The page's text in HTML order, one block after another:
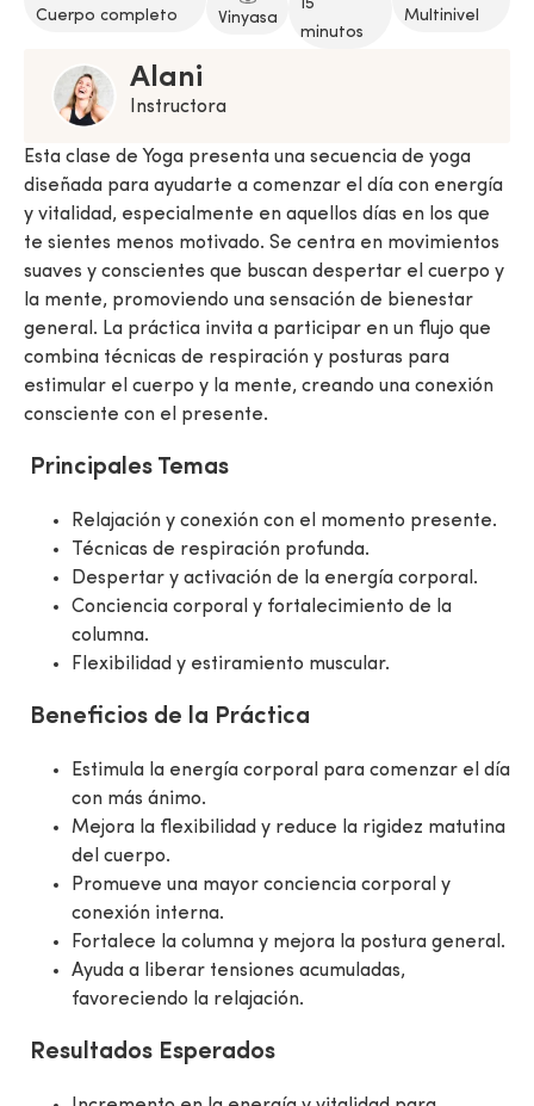
Cuerpo completo Vinyasa
15
minutos
Multinivel
Alani
Instructora
Esta clase de Yoga presenta una secuencia de yoga
diseñada para ayudarte a comenzar el día con energía
y vitalidad, especialmente en aquellos días en los que
te sientes menos motivado. Se centra en movimientos
suaves y conscientes que buscan despertar el cuerpo y
la mente, promoviendo una sensación de bienestar
general. La práctica invita a participar en un flujo que
combina técnicas de respiración y posturas para
estimular el cuerpo y la mente, creando una conexión
consciente con el presente.
Principales Temas
Relajación y conexión con el momento presente.
Técnicas de respiración profunda.
Despertar y activación de la energía corporal.
Conciencia corporal y fortalecimiento de la
columna.
Flexibilidad y estiramiento muscular.
Beneficios de la Práctica
Estimula la energía corporal para comenzar el día
con más ánimo.
Mejora la flexibilidad y reduce la rigidez matutina
del cuerpo.
Promueve una mayor conciencia corporal y
conexión interna.
Fortalece la columna y mejora la postura general.
Ayuda a liberar tensiones acumuladas,
favoreciendo la relajación.
Resultados Esperados